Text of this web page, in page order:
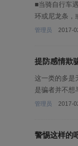
■当骑自行车
环或尼龙条，
管理员 2017-
提防感情欺
这一类的多是
是骗者并不想
管理员 2017-
警惕这样的